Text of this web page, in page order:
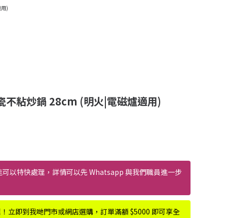
)
不粘炒鍋 28cm (明火|電磁爐適用)
以特快處理，詳情可以先 Whatsapp 與我們職員進一步
立即到我哋門市或網店選購，訂單滿額 $5000 即可享全